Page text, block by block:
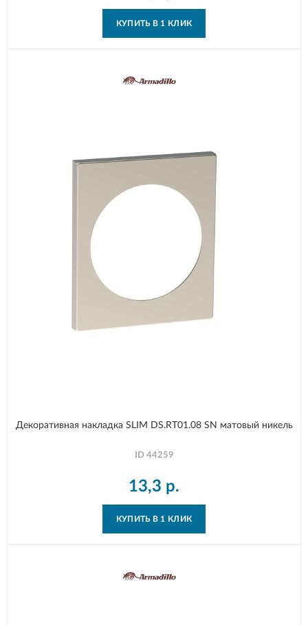
КУПИТЬ В 1 КЛИК
Декоративная накладка SLIM DS.RT01.08 SN матовый никель
ID 44259
13,3 р.
КУПИТЬ В 1 КЛИК